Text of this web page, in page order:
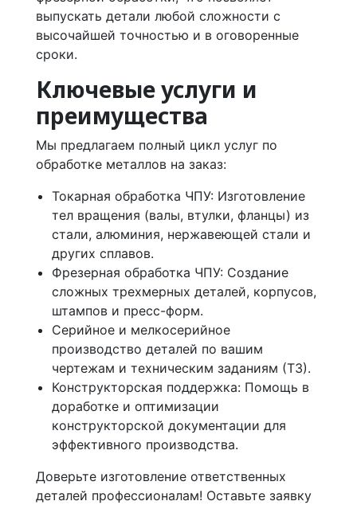
выпускать детали любой сложности с
высочайшей точностью и в оговоренные
сроки.
Ключевые услуги и
преимущества
Мы предлагаем полный цикл услуг по
обработке металлов на заказ:
Токарная обработка ЧПУ: Изготовление
тел вращения (валы, втулки, фланцы) из
стали, алюминия, нержавеющей стали и
других сплавов.
Фрезерная обработка ЧПУ: Создание
сложных трехмерных деталей, корпусов,
штампов и пресс-форм.
Серийное и мелкосерийное
производство деталей по вашим
чертежам и техническим заданиям (ТЗ).
Конструкторская поддержка: Помощь в
доработке и оптимизации
конструкторской документации для
эффективного производства.
Доверьте изготовление ответственных
деталей профессионалам! Оставьте заявку